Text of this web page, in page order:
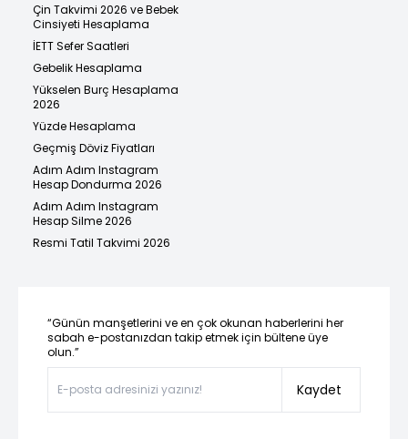
Çin Takvimi 2026 ve Bebek
Cinsiyeti Hesaplama
İETT Sefer Saatleri
Gebelik Hesaplama
Yükselen Burç Hesaplama
2026
Yüzde Hesaplama
Geçmiş Döviz Fiyatları
Adım Adım Instagram
Hesap Dondurma 2026
Adım Adım Instagram
Hesap Silme 2026
Resmi Tatil Takvimi 2026
“Günün manşetlerini ve en çok okunan haberlerini her
sabah e-postanızdan takip etmek için bültene üye
olun.”
Kaydet